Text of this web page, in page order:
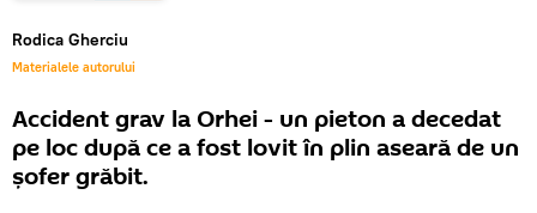
Rodica Gherciu
Materialele autorului
Accident grav la Orhei - un pieton a decedat
pe loc după ce a fost lovit în plin aseară de un
șofer grăbit.